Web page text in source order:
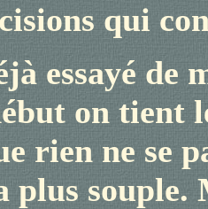
qui
essayé de
on tient
rien ne se
plus souple.